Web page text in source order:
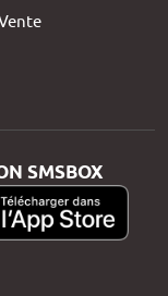
SMSBOX